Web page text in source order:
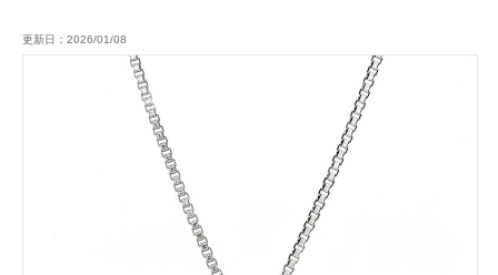
更新日：2026/01/08